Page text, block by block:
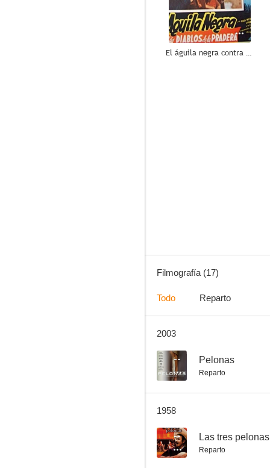
El águila negra contra los diablos de la pradera
Filmografía (17)
Todo Reparto
2003
-- Pelonas
Reparto
1958
-- Las tres pelonas
Reparto